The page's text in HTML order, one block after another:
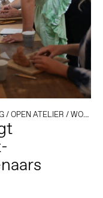
/OPEN ATELIER /WORKSHOP